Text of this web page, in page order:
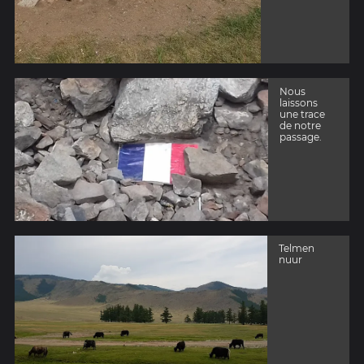
Nous
laissons
une trace
de notre
passage.
Telmen
nuur